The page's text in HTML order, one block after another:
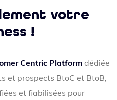
votre
!
Centric Platform dédiée
et prospects BtoC et BtoB,
et fiabilisées pour